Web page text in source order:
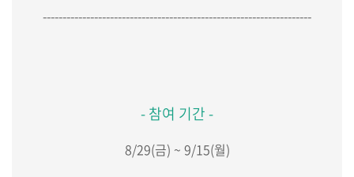
--------------------------------------------------------------------
- 참여 기간 -
8/29(금) ~ 9/15(월)